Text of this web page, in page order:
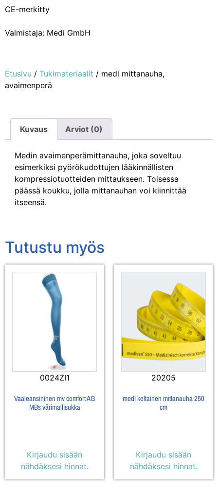
CE-merkitty
Valmistaja: Medi GmbH
Etusivu / Tukimateriaalit / medi mittanauha,
avaimenperä
Kuvaus Arviot (0)
Medin avaimenperämittanauha, joka soveltuu
esimerkiksi pyörökudottujen lääkinnällisten
kompressiotuotteiden mittaukseen. Toisessa
päässä koukku, jolla mittanauhan voi kiinnittää
itseensä.
Tutustu myös
0024ZI1
Vaaleansininen mv comfort AG
MBs värimallisukka
Kirjaudu sisään
nähdäksesi hinnat.
20205
medi keltainen mittanauha 250
cm
Kirjaudu sisään
nähdäksesi hinnat.